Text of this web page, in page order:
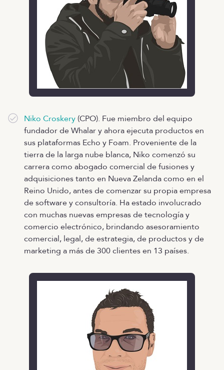
Niko Croskery (CPO). Fue miembro del equipo
fundador de Whalar y ahora ejecuta productos en
sus plataformas Echo y Foam. Proveniente de la
tierra de la larga nube blanca, Niko comenzó su
carrera como abogado comercial de fusiones y
adquisiciones tanto en Nueva Zelanda como en el
Reino Unido, antes de comenzar su propia empresa
de software y consultoría. Ha estado involucrado
con muchas nuevas empresas de tecnología y
comercio electrónico, brindando asesoramiento
comercial, legal, de estrategia, de productos y de
marketing a más de 300 clientes en 13 países.